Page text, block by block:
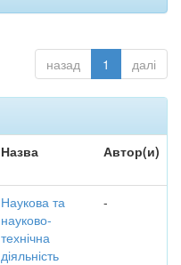
назад 1 далі
Назва Автор(и)
Наукова та
науково-
технічна
діяльність
-